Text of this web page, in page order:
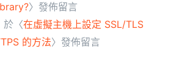
〉發佈留言
於〈在虛擬主機上設定 SSL/TLS
的方法〉發佈留言